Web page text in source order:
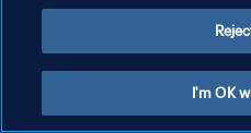
I'm OK